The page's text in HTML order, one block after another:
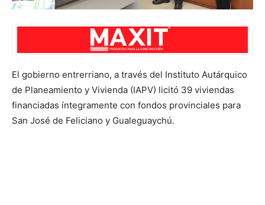
El gobierno entrerriano, a través del Instituto Autárquico
de Planeamiento y Vivienda (IAPV) licitó 39 viviendas
financiadas íntegramente con fondos provinciales para
San José de Feliciano y Gualeguaychú.